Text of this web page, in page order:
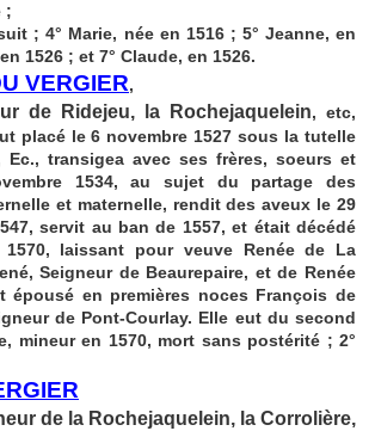
;
; 4° Marie, née en 1516 ; 5° Jeanne, en
1526 ; et 7° Claude, en 1526.
VERGIER,
de Ridejeu, la Rochejaquelein, etc,
placé le 6 novembre 1527 sous la tutelle
Ec., transigea avec ses frères, soeurs et
1534, au sujet du partage des
et maternelle, rendit des aveux le 29
servit au ban de 1557, et était décédé
laissant pour veuve Renée de La
Seigneur de Beaurepaire, et de Renée
épousé en premières noces François de
de Pont-Courlay. Elle eut du second
mineur en 1570, mort sans postérité ; 2°
de la Rochejaquelein, la Corrolière,